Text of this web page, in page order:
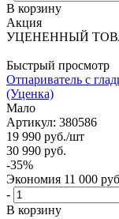
В корзину
Акция
УЦЕНЕННЫЙ
Быстрый просмотр
Отпариватель с
(Уценка)
Мало
Артикул: 380586
19 990 руб./шт
30 990 руб.
-35%
Экономия 11 000
-
В корзину